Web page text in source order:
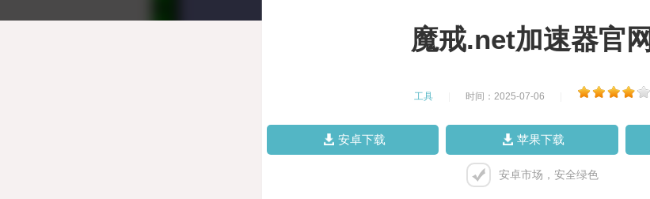
魔戒.net加速器官网
工具 时间：2025-07-06
安卓下载 苹果下载
安卓市场，安全绿色